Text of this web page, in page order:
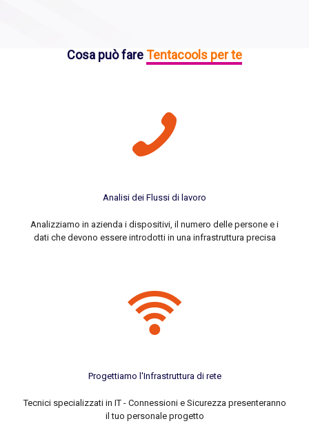
Cosa può fareTentacools per te
Analisi dei Flussi di lavoro
Analizziamo in azienda i dispositivi, il numero delle persone e i
dati che devono essere introdotti in una infrastruttura precisa
Progettiamo l'Infrastruttura di rete
Tecnici specializzati in IT - Connessioni e Sicurezza presenteranno
il tuo personale progetto